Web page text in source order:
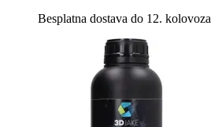
Besplatna dostava do 12. kolovoza